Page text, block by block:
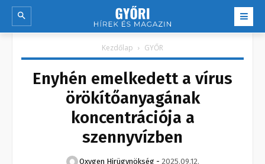
Kezdőlap GYŐR
Enyhén emelkedett a vírus
örökítőanyagának
koncentrációja a
szennyvízben
Oxygen Hirügynökség - 2025.09.12.